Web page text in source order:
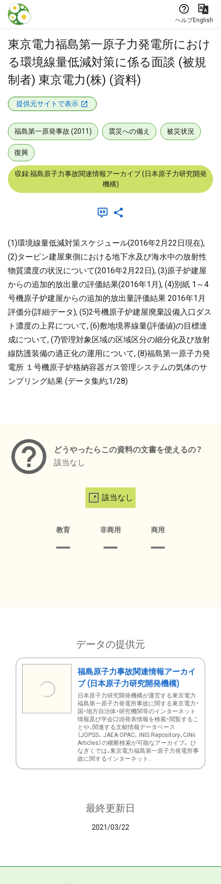
本文に飛ぶ
ヘルプEnglish
東京電力福島第一原子力発電所におけ
る環境線量低減対策に係る面談 (被規
制者) 東京電力(株) (資料)
提供元サイトで表示
福島第一原発事故 (2011) 震災への備え 被災状況
復興
収録:福島原子力事故関連情報アーカイブ (日本原子力研究開発
機構)
(1)環境線量低減対策スケジュール(2016年2月22日現在),
(2)タービン建屋東側における地下水及び海水中の放射性
物質濃度の状況について(2016年2月22日), (3)原子炉建屋
からの追加的放出量の評価結果(2016年1月), (4)別紙 1～4
号機原子炉建屋からの追加的放出量評価結果 2016年1月
評価分(詳細データ), (5)2号機原子炉建屋廃棄設備入口ダス
ト濃度の上昇について, (6)敷地境界線量(評価値)の目標達
成について, (7)管理対象区域の区域区分の細分化及び放射
線防護装備の適正化の運用について, (8)福島第一原子力発
電所 １号機原子炉格納容器ガス管理システムの気体のサ
ンプリング結果 (データ集約;1/28)
どうやったらこの資料の文書を使えるの？
該当なし
該当なし
教育 非商用 商用
データの提供元
福島原子力事故関連情報アーカイ
ブ (日本原子力研究開発機構)
日本原子力研究開発機構が運営する東京電力
福島第一原子力発電所事故に関する東京電力・
国・地方自治体・研究機関等のインターネット
情報及び学会口頭発表情報を検索・閲覧するこ
とや、関連する文献情報データベース
（JOPSS、 JAEA OPAC、 INIS Repository、CiNii
Articles）の横断検索が可能なアーカイブ。 ひ
なぎくでは、東京電力福島第一原子力発電所事
故に関するインターネット...
最終更新日
2021/03/22